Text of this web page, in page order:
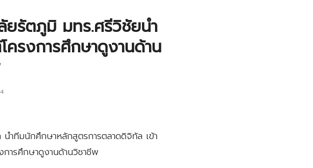
รัตภูมิ มทร.ศรีวิชัยนำ
รงการศึกษาดูงานด้าน
ำทีมนักศึกษาหลักสูตรการตลาดดิจิทัล เข้า
ารศึกษาดูงานด้านวิชาชีพ